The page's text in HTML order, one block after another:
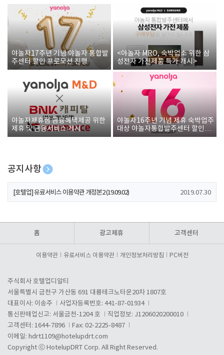
야놀자17주년 기념 야놀자 통합발
주센터 할인 프로모션 진행
<야놀자 MRO, 숙박업소 위한 삼
성전자 가전제품 특가 개시>
야놀자제휴점 금융혜택제공 위한
제휴 및 금융서비스 게시
야놀자16주년 기념 제휴 숙박업주
대상 야놀자통합발주센터 할인쿠
폰 증정
공지사항
[호텔업] 개인정보 처리방침 개정본1 (19.09.02)
[호텔업] 유료서비스 이용약관 개정본2 (19.09.02) 2019.07.30
홈 광고제휴 고객센터
이용약관 유료서비스 이용약관 개인정보처리방침 PC버전
주식회사 호텔업디알티
서울특별시 금천구 가산동 691 대륭테크노타운20차 1807호
대표이사: 이송주
사업자등록번호: 441-87-01934
통신판매업신고: 서울금천-1204 호
직업정보: J1206020200010
고객센터: 1644-7896
Fax: 02-2225-8487
이메일: hdrt1109@hotelupdrt.com
Copyright ⓒ HotelupDRT Corp. All Right Reserved.